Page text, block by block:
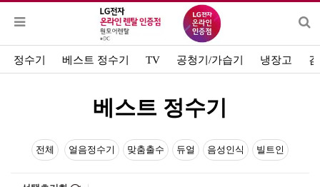
정수기 베스트 정수기 TV 공청기/가습기 냉장고
베스트 정수기
전체 얼음정수기 맞춤출수 듀얼 음성인식 빌트인